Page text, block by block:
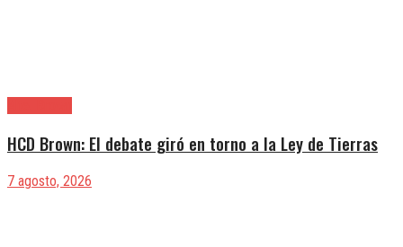
HCD Brown: El debate giró en torno a la Ley de Tierras
7 agosto, 2026